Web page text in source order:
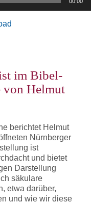
im Bibel-
von Helmut
berichtet Helmut
Nürnberger
ist
und bietet
Darstellung
säkulare
etwa darüber,
und wie wir diese